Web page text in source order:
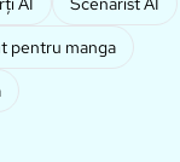
pentru manga